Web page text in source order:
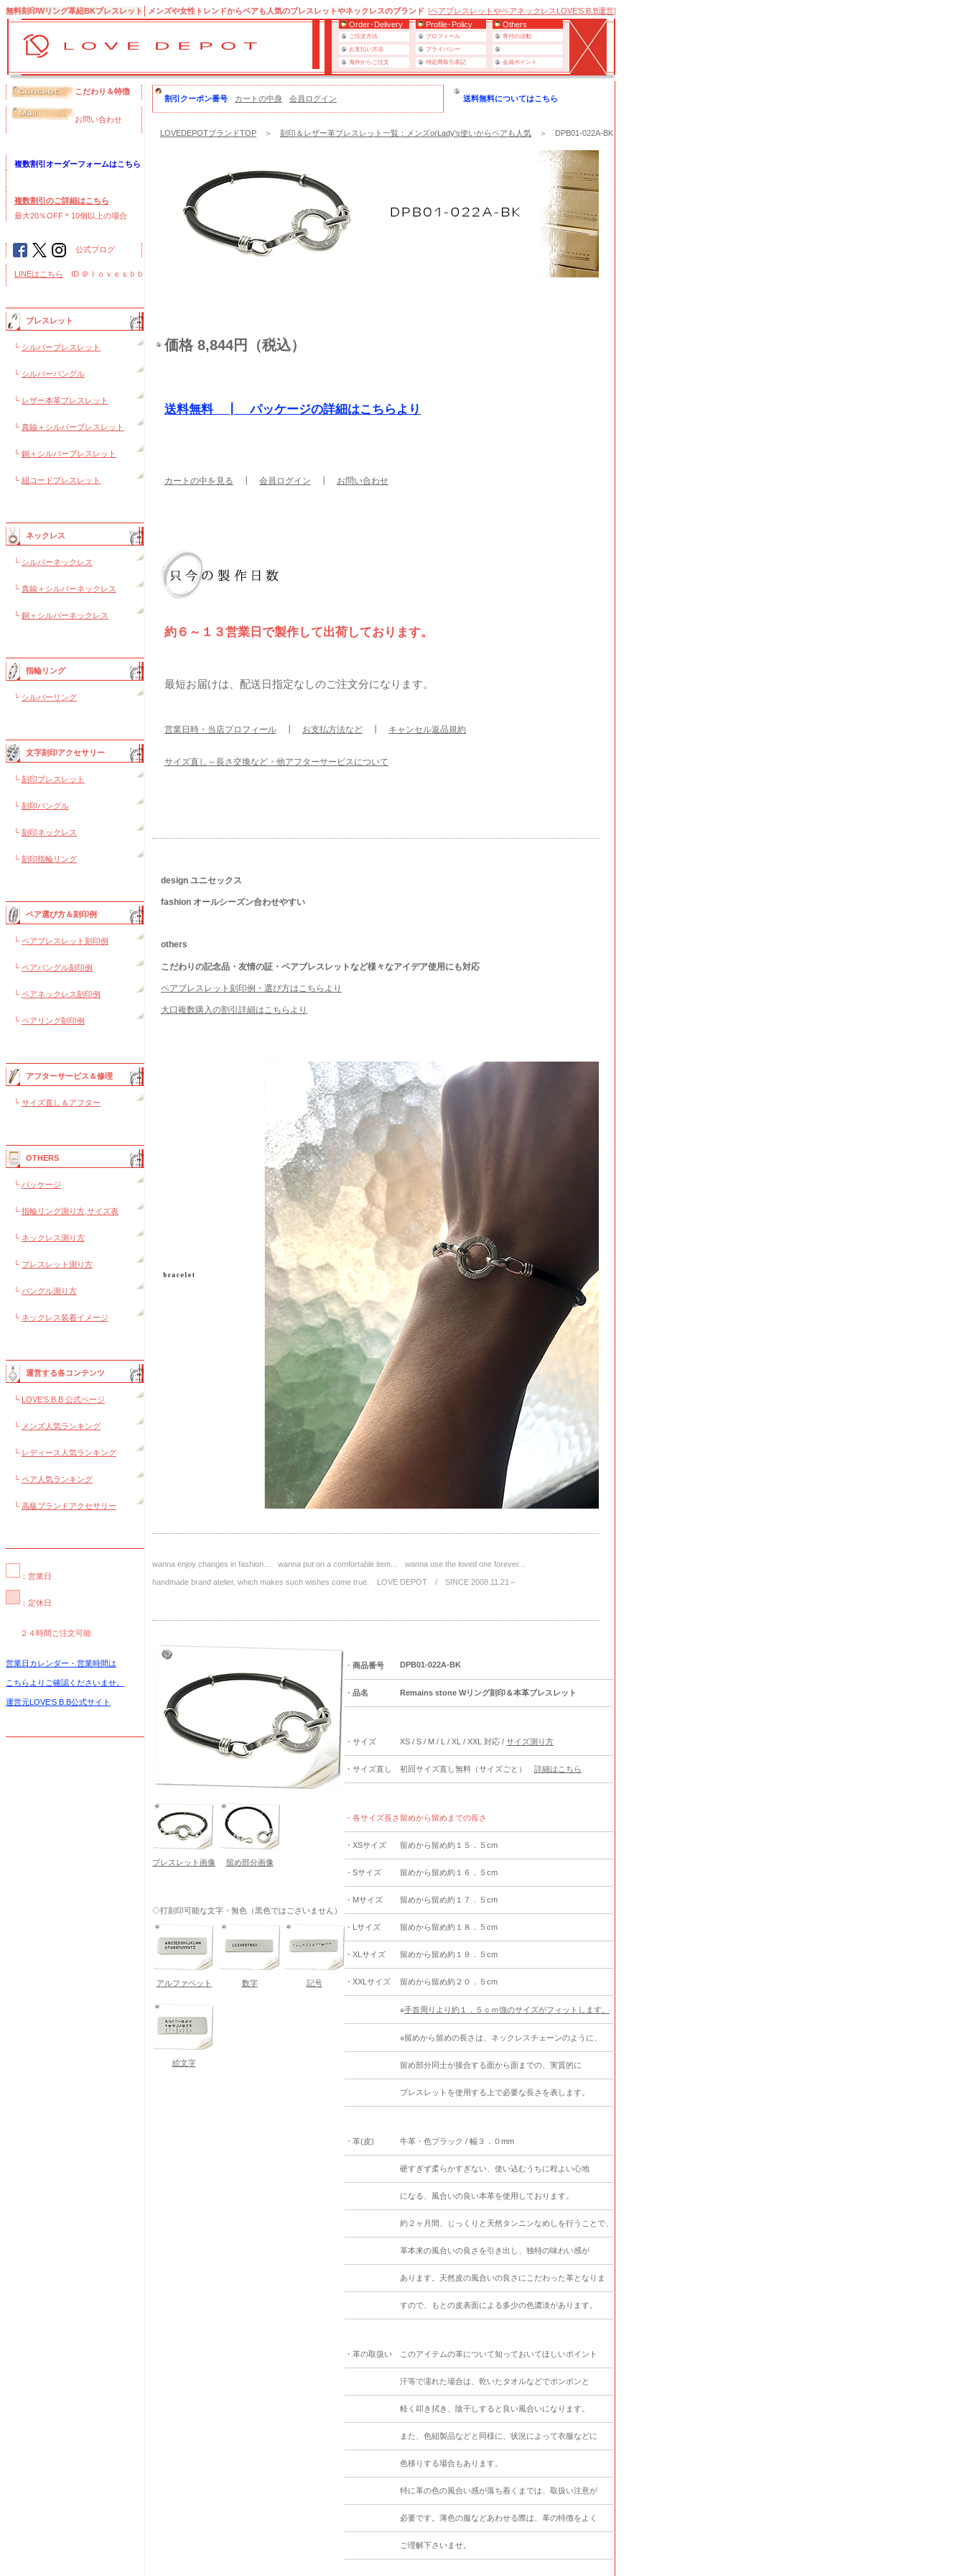
無料刻印Wリング革紐BKブレスレット メンズや女性トレンドからペアも人気のブレスレットやネックレスのブランド [ペアブレスレットやペアネックレスLOVE'S B.B運営]
Order･Delivery
Profile･Policy Others
ご注文方法 プロフィール
寄付の活動
お支払い方法
プライバシー
海外からご注文
特定商取引表記 会員ポイント
こだわり＆特徴
お問い合わせ
複数割引オーダーフォームはこちら
複数割引のご詳細はこちら
最大20％OFF＊10個以上の場合
公式ブログ
LINEはこちら ID ＠ｌｏｖｅｓｂｂ
ブレスレット
└ シルバーブレスレット
└ シルバーバングル
└ レザー本革ブレスレット
└ 真鍮＋シルバーブレスレット
└ 銅＋シルバーブレスレット
└ 紐コードブレスレット
ネックレス
└ シルバーネックレス
└ 真鍮＋シルバーネックレス
└ 銅＋シルバーネックレス
指輪リング
└ シルバーリング
文字刻印アクセサリー
└ 刻印ブレスレット
└ 刻印バングル
└ 刻印ネックレス
└ 刻印指輪リング
ペア選び方＆刻印例
└ ペアブレスレット刻印例
└ ペアバングル刻印例
└ ペアネックレス刻印例
└ ペアリング刻印例
アフターサービス＆修理
└ サイズ直し＆アフター
OTHERS
└ パッケージ
└ 指輪リング測り方,サイズ表
└ ネックレス測り方
└ ブレスレット測り方
└ バングル測り方
└ ネックレス装着イメージ
運営する各コンテンツ
└ LOVE'S B.B 公式ページ
└ メンズ人気ランキング
└ レディース人気ランキング
└ ペア人気ランキング
└ 高級ブランドアクセサリー
：営業日
：定休日
２４時間ご注文可能
営業日カレンダー・営業時間は
こちらよりご確認くださいませ。
運営元LOVE'S B.B公式サイト
割引クーポン番号 カートの中身 会員ログイン 送料無料についてはこちら
LOVEDEPOTブランドTOP ＞ 刻印＆レザー革ブレスレット一覧：メンズorLady's使いからペアも人気 ＞ DPB01-022A-BK
価格 8,844円（税込）
送料無料 ┃ パッケージの詳細はこちらより
カートの中を見る 会員ログイン お問い合わせ
約６～１３営業日で製作して出荷しております。
最短お届けは、配送日指定なしのご注文分になります。
営業日時・当店プロフィール お支払方法など キャンセル返品規約
サイズ直し～長さ交換など・他アフターサービスについて
design ユニセックス
fashion オールシーズン合わせやすい
others
こだわりの記念品・友情の証・ペアブレスレットなど様々なアイデア使用にも対応
ペアブレスレット刻印例・選び方はこちらより
大口複数購入の割引詳細はこちらより
wanna enjoy changes in fashion... wanna put on a comfortable item... wanna use the loved one forever...
handmade brand atelier, which makes such wishes come true. LOVE DEPOT / SINCE 2008.11.21～
ブレスレット画像 留め部分画像
◇打刻印可能な文字・無色（黒色ではございません）
アルファベット 数字 記号
絵文字
・ 商品番号 DPB01-022A-BK
・ 品名 Remains stone Wリング刻印＆本革ブレスレット
・サイズ XS / S / M / L / XL / XXL 対応 / サイズ測り方
・サイズ直し 初回サイズ直し無料（サイズごと） 詳細はこちら
・各サイズ長さ 留めから留めまでの長さ
・XSサイズ 留めから留め約１５．５cm
・Sサイズ 留めから留め約１６．５cm
・Mサイズ 留めから留め約１７．５cm
・Lサイズ 留めから留め約１８．５cm
・XLサイズ 留めから留め約１９．５cm
・XXLサイズ 留めから留め約２０．５cm
※手首周りより約１．５ｃｍ強のサイズがフィットします。
※留めから留めの長さは、ネックレスチェーンのように、
留め部分同士が接合する面から面までの、実質的に
ブレスレットを使用する上で必要な長さを表します。
・革(皮) 牛革・色ブラック / 幅３．０mm
硬すぎず柔らかすぎない、使い込むうちに程よい心地
になる、風合いの良い本革を使用しております。
約２ヶ月間、じっくりと天然タンニンなめしを行うことで、
革本来の風合いの良さを引き出し、独特の味わい感が
あります。天然皮の風合いの良さにこだわった革となりま
すので、もとの皮表面による多少の色濃淡があります。
・革の取扱い このアイテムの革について知っておいてほしいポイント
汗等で濡れた場合は、乾いたタオルなどでポンポンと
軽く叩き拭き、陰干しすると良い風合いになります。
また、色紐製品などと同様に、状況によって衣服などに
色移りする場合もあります。
特に革の色の風合い感が落ち着くまでは、取扱い注意が
必要です。薄色の服などあわせる際は、革の特徴をよく
ご理解下さいませ。